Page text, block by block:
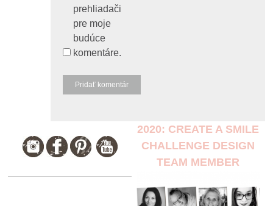
prehliadači
pre moje
budúce
komentáre.
2020: CREATE A SMILE
CHALLENGE DESIGN
TEAM MEMBER